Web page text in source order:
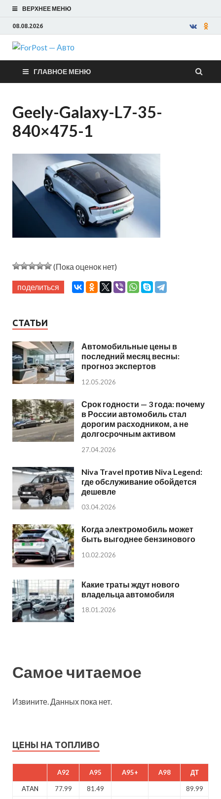
ВЕРХНЕЕ МЕНЮ
08.08.2026
ForPost —
Авто
ГЛАВНОЕ МЕНЮ
Geely-Galaxy-L7-35-
840×475-1
(Пока оценок нет)
поделиться
СТАТЬИ
Автомобильные цены в
последний месяц весны:
прогноз экспертов
12.05.2026
Срок годности — 3 года: почему
в России автомобиль стал
дорогим расходником, а не
долгосрочным активом
27.04.2026
Niva Travel против Niva Legend:
где обслуживание обойдется
дешевле
03.04.2026
Когда электромобиль может
быть выгоднее бензинового
10.02.2026
Какие траты ждут нового
владельца автомобиля
18.01.2026
Самое читаемое
Извините. Данных пока нет.
ЦЕНЫ НА ТОПЛИВО
A92 A95 A95+ A98 ДТ
ATAN 77.99 81.49
89.99